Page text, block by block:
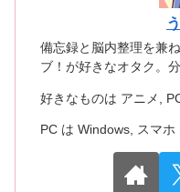
備忘録と脳内整理を兼
ブ！が好きなオタク。
好きなものは アニメ,
PC は Windows, スマホ